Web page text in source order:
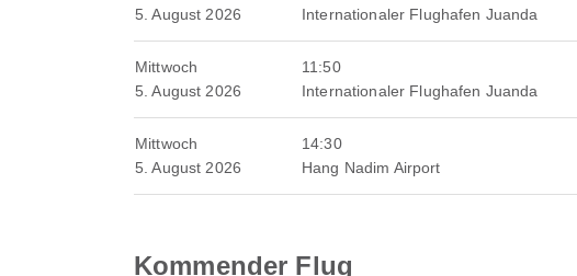
5. August 2026
Internationaler Flughafen Juanda
Mittwoch
5. August 2026
11:50
Internationaler Flughafen Juanda
Mittwoch
5. August 2026
14:30
Hang Nadim Airport
Kommender Flug